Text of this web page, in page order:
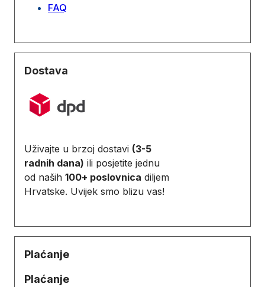
FAQ
Dostava
Uživajte u brzoj dostavi (3-5
radnih dana) ili posjetite jednu
od naših 100+ poslovnica diljem
Hrvatske. Uvijek smo blizu vas!
Plaćanje
Plaćanje